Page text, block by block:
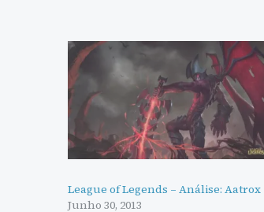
League of Legends – Análise: Aatrox
Junho 30, 2013